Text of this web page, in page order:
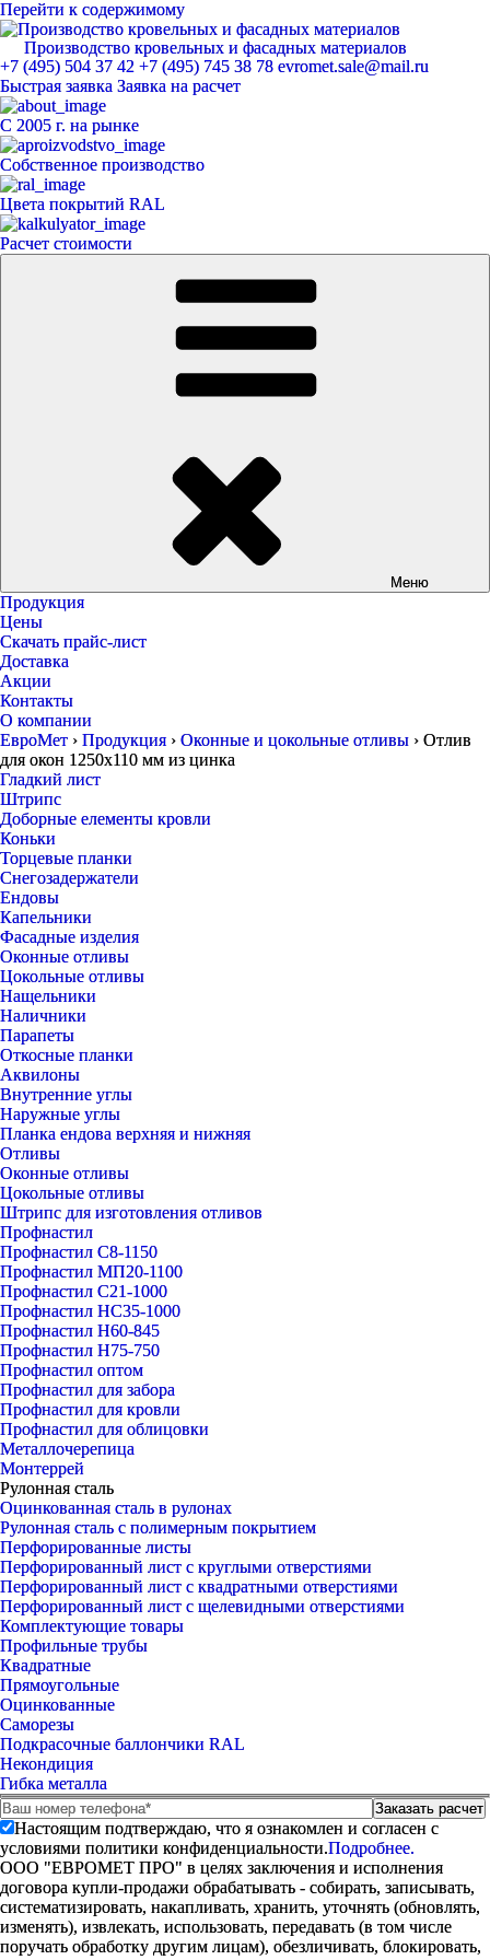
Перейти к содержимому
Производство кровельных и фасадных материалов
ЕвроМет
+7 (495) 504 37 42 +7 (495) 745 38 78 evromet.sale@mail.ru
Быстрая заявка Заявка на расчет
С 2005 г. на рынке
Собственное производство
Цвета покрытий RAL
Расчет стоимости
Меню
Продукция
Цены
Скачать прайс-лист
Доставка
Акции
Контакты
О компании
ЕвроМет › Продукция › Оконные и цокольные отливы › Отлив
для окон 1250х110 мм из цинка
Гладкий лист
Штрипс
Доборные елементы кровли
Коньки
Торцевые планки
Снегозадержатели
Ендовы
Капельники
Фасадные изделия
Оконные отливы
Цокольные отливы
Нащельники
Наличники
Парапеты
Откосные планки
Аквилоны
Внутренние углы
Наружные углы
Планка ендова верхняя и нижняя
Отливы
Оконные отливы
Цокольные отливы
Штрипс для изготовления отливов
Профнастил
Профнастил С8-1150
Профнастил МП20-1100
Профнастил С21-1000
Профнастил НС35-1000
Профнастил Н60-845
Профнастил Н75-750
Профнастил оптом
Профнастил для забора
Профнастил для кровли
Профнастил для облицовки
Металлочерепица
Монтеррей
Рулонная сталь
Оцинкованная сталь в рулонах
Рулонная сталь с полимерным покрытием
Перфорированные листы
Перфорированный лист с круглыми отверстиями
Перфорированный лист с квадратными отверстиями
Перфорированный лист с щелевидными отверстиями
Комплектующие товары
Профильные трубы
Квадратные
Прямоугольные
Оцинкованные
Саморезы
Подкрасочные баллончики RAL
Некондиция
Гибка металла
Настоящим подтверждаю, что я ознакомлен и согласен с
условиями политики конфиденциальности.Подробнее.
ООО "ЕВРОМЕТ ПРО" в целях заключения и исполнения
договора купли-продажи обрабатывать - собирать, записывать,
систематизировать, накапливать, хранить, уточнять (обновлять,
изменять), извлекать, использовать, передавать (в том числе
поручать обработку другим лицам), обезличивать, блокировать,